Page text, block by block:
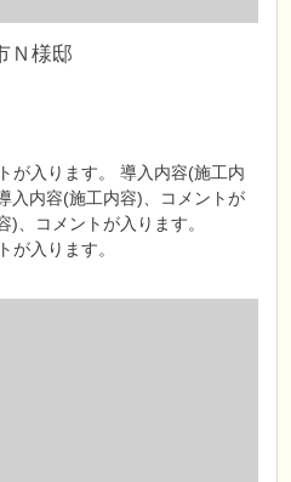
Ｎ様邸
が入ります。 導入内容(施工内
入内容(施工内容)、コメントが
)、コメントが入ります。
が入ります。